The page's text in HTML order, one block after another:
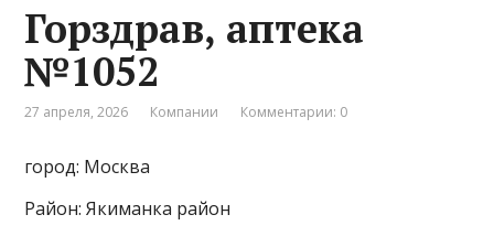
Горздрав, аптека
№1052
27 апреля, 2026 Компании Комментарии: 0
город: Москва
Район: Якиманка район